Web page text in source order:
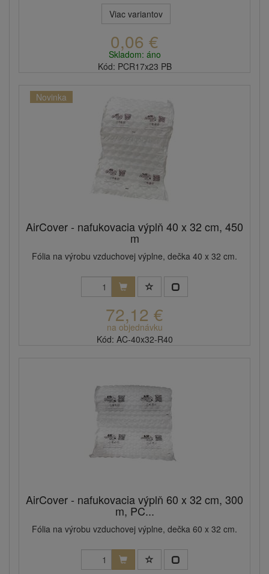
Viac variantov
0,06 €
Skladom: áno
Kód: PCR17x23 PB
Novinka
AirCover - nafukovacia výplň 40 x 32 cm, 450
m
Fólia na výrobu vzduchovej výplne, dečka 40 x 32 cm.
72,12 €
na objednávku
Kód: AC-40x32-R40
AirCover - nafukovacia výplň 60 x 32 cm, 300
m, PC...
Fólia na výrobu vzduchovej výplne, dečka 60 x 32 cm.